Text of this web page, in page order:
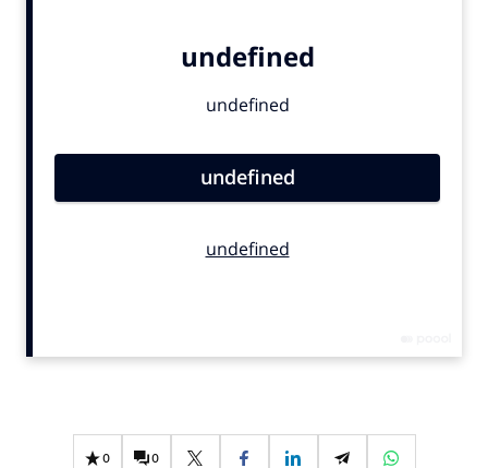
Carriere
Contentmarketing
Digital transformation
Gedragsverandering
0 0